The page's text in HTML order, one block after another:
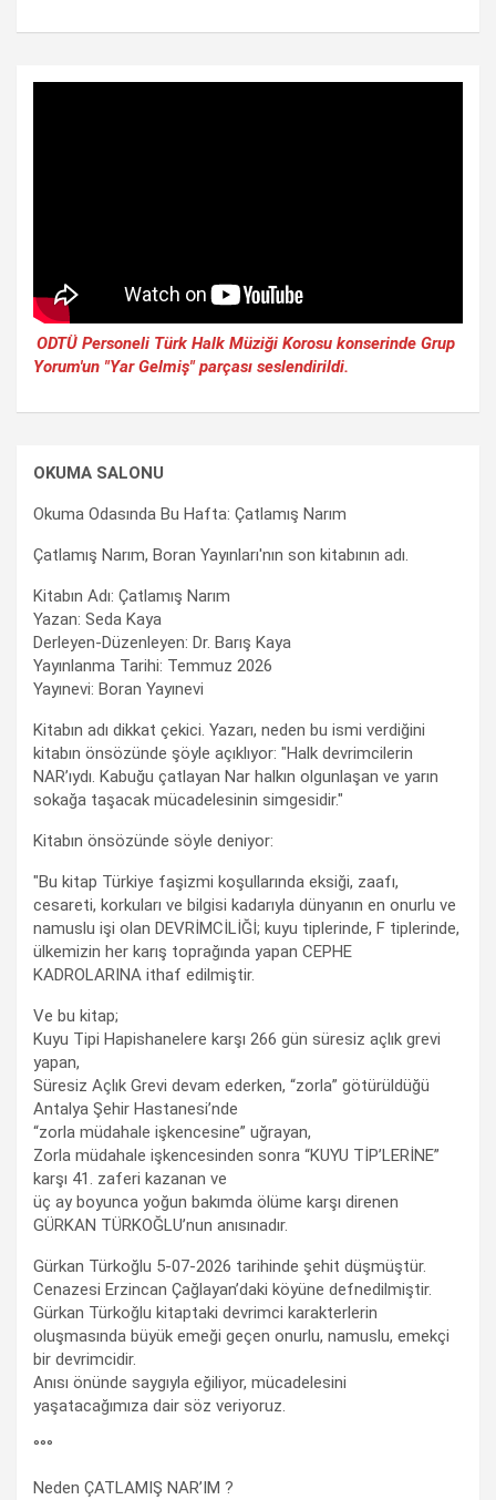
ODTÜ Personeli Türk Halk Müziği Korosu konserinde Grup
Yorum'un "Yar Gelmiş" parçası seslendirildi.
OKUMA SALONU
Okuma Odasında Bu Hafta: Çatlamış Narım
Çatlamış Narım, Boran Yayınları'nın son kitabının adı.
Kitabın Adı: Çatlamış Narım
Yazan: Seda Kaya
Derleyen-Düzenleyen: Dr. Barış Kaya
Yayınlanma Tarihi: Temmuz 2026
Yayınevi: Boran Yayınevi
Kitabın adı dikkat çekici. Yazarı, neden bu ismi verdiğini
kitabın önsözünde şöyle açıklıyor: "Halk devrimcilerin
NAR’ıydı. Kabuğu çatlayan Nar halkın olgunlaşan ve yarın
sokağa taşacak mücadelesinin simgesidir."
Kitabın önsözünde söyle deniyor:
"Bu kitap Türkiye faşizmi koşullarında eksiği, zaafı,
cesareti, korkuları ve bilgisi kadarıyla dünyanın en onurlu ve
namuslu işi olan DEVRİMCİLİĞİ; kuyu tiplerinde, F tiplerinde,
ülkemizin her karış toprağında yapan CEPHE
KADROLARINA ithaf edilmiştir.
Ve bu kitap;
Kuyu Tipi Hapishanelere karşı 266 gün süresiz açlık grevi
yapan,
Süresiz Açlık Grevi devam ederken, “zorla” götürüldüğü
Antalya Şehir Hastanesi’nde
“zorla müdahale işkencesine” uğrayan,
Zorla müdahale işkencesinden sonra “KUYU TİP’LERİNE”
karşı 41. zaferi kazanan ve
üç ay boyunca yoğun bakımda ölüme karşı direnen
GÜRKAN TÜRKOĞLU’nun anısınadır.
Gürkan Türkoğlu 5-07-2026 tarihinde şehit düşmüştür.
Cenazesi Erzincan Çağlayan’daki köyüne defnedilmiştir.
Gürkan Türkoğlu kitaptaki devrimci karakterlerin
oluşmasında büyük emeği geçen onurlu, namuslu, emekçi
bir devrimcidir.
Anısı önünde saygıyla eğiliyor, mücadelesini
yaşatacağımıza dair söz veriyoruz.
°°°
Neden ÇATLAMIŞ NAR’IM ?